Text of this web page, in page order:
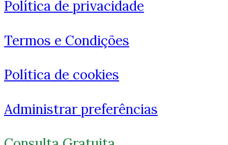
Política de privacidade
Termos e Condições
Política de cookies
Administrar preferências